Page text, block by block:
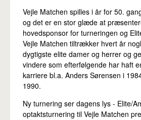
Vejle Matchen spilles i år for 50.
og det er en stor glæde at
hovedsponsor for turneringen og
Vejle Matchen tiltrækker hvert år
dygtigste elite damer og herrer og
vindere som efterfølgende har haft
karriere bl.a. Anders Sørensen i
1990.
Ny turnering ser dagens lys - Elite/
optaktsturnering til Vejle Matchen